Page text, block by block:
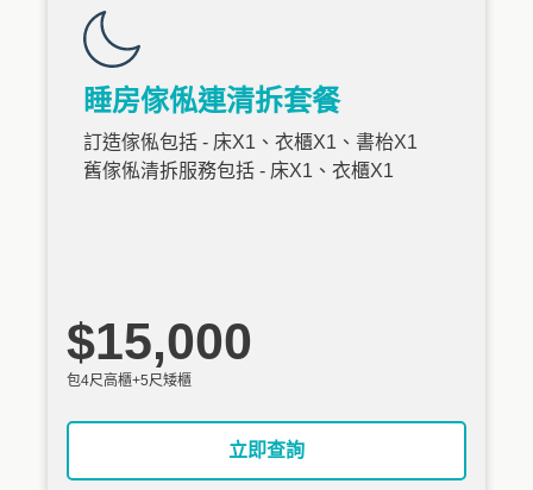
睡房傢俬連清拆套餐
訂造傢俬包括 - 床X1、衣櫃X1、書枱X1
舊傢俬清拆服務包括 - 床X1、衣櫃X1
$15,000
包4尺高櫃+5尺矮櫃
立即查詢